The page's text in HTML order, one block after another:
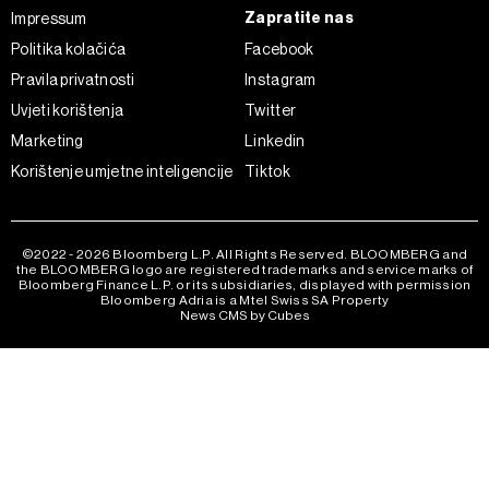
Impressum
Politika kolačića
Pravila privatnosti
Uvjeti korištenja
Marketing
Korištenje umjetne inteligencije
Zapratite nas
Facebook
Instagram
Twitter
Linkedin
Tiktok
©2022 - 2026 Bloomberg L.P. All Rights Reserved. BLOOMBERG and
the BLOOMBERG logo are registered trademarks and service marks of
Bloomberg Finance L.P. or its subsidiaries, displayed with permission
Bloomberg Adria is a Mtel Swiss SA Property
News CMS by Cubes